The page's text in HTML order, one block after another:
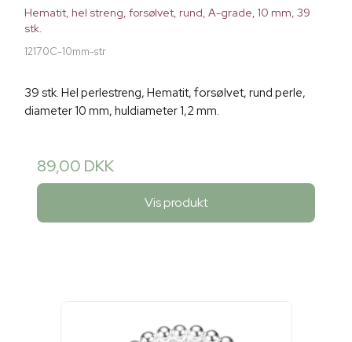
Hematit, hel streng, forsølvet, rund, A-grade, 10 mm, 39
stk.
12170C-10mm-str
39 stk. Hel perlestreng, Hematit, forsølvet, rund perle,
diameter 10 mm, huldiameter 1,2 mm.
89,00 DKK
Vis produkt